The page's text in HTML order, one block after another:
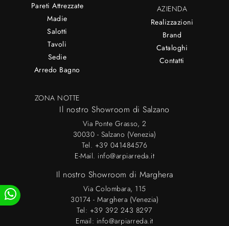
Pareti Attrezzate
Madie
Salotti
Tavoli
Sedie
Arredo Bagno
ZONA NOTTE
AZIENDA
Realizzazioni
Brand
Cataloghi
Contatti
Il nostro Showroom di Salzano
Via Ponte Grasso, 2
30030 - Salzano (Venezia)
Tel. +39 041484576
E-Mail. info@arpiarreda.it
Il nostro Showroom di Marghera
Via Colombara, 115
30174 - Marghera (Venezia)
Tel: +39 392 243 8297
Email: info@arpiarreda.it